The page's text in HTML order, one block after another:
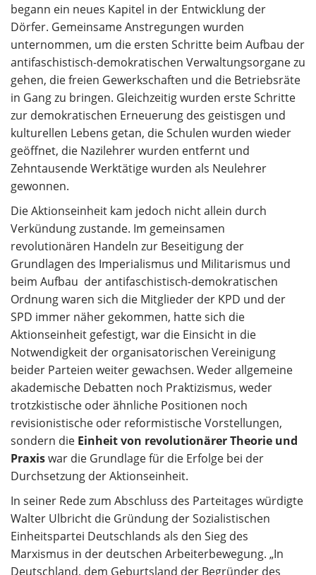
begann ein neues Kapitel in der Entwicklung der
Dörfer. Gemeinsame Anstregungen wurden
unternommen, um die ersten Schritte beim Aufbau der
antifaschistisch-demokratischen Verwaltungsorgane zu
gehen, die freien Gewerkschaften und die Betriebsräte
in Gang zu bringen. Gleichzeitig wurden erste Schritte
zur demokratischen Erneuerung des geistisgen und
kulturellen Lebens getan, die Schulen wurden wieder
geöffnet, die Nazilehrer wurden entfernt und
Zehntausende Werktätige wurden als Neulehrer
gewonnen.
Die Aktionseinheit kam jedoch nicht allein durch
Verkündung zustande. Im gemeinsamen
revolutionären Handeln zur Beseitigung der
Grundlagen des Imperialismus und Militarismus und
beim Aufbau der antifaschistisch-demokratischen
Ordnung waren sich die Mitglieder der KPD und der
SPD immer näher gekommen, hatte sich die
Aktionseinheit gefestigt, war die Einsicht in die
Notwendigkeit der organisatorischen Vereinigung
beider Parteien weiter gewachsen. Weder allgemeine
akademische Debatten noch Praktizismus, weder
trotzkistische oder ähnliche Positionen noch
revisionistische oder reformistische Vorstellungen,
sondern die Einheit von revolutionärer Theorie und
Praxiswar die Grundlage für die Erfolge bei der
Durchsetzung der Aktionseinheit.
In seiner Rede zum Abschluss des Parteitages würdigte
Walter Ulbricht die Gründung der Sozialistischen
Einheitspartei Deutschlands als den Sieg des
Marxismus in der deutschen Arbeiterbewegung. „In
Deutschland, dem Geburtsland der Begründer des